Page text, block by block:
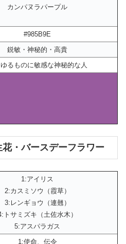
カンパヌラパープル
#985B9E
鋭敏・神秘的・高貴
るものに敏感な神秘的な人
・バースデーフラワー
1:アイリス
2:カスミソウ（霞草）
3:レンギョウ（連翹）
トサミズキ（土佐水木）
5:アスパラガス
1:使命、伝令